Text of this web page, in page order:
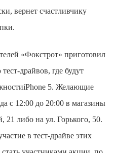
вернет счастливчику
«Фокстрот» приготовил
драйвов, где будут
iPhone 5. Желающие
с 12:00 до 20:00 в магазины
21 либо на ул. Горького, 50.
в тест-драйве этих